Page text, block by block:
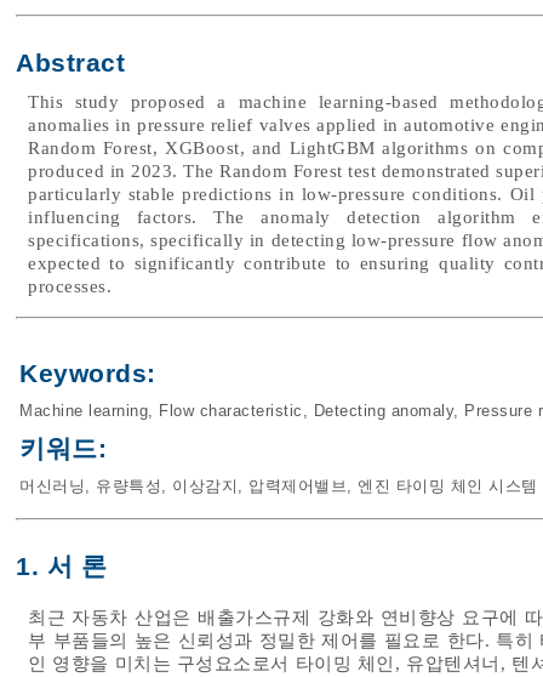
Abstract
This study proposed a machine learning-based
anomalies in pressure relief valves applied in automotive
Random Forest, XGBoost, and LightGBM algorithms on
produced in 2023. The Random Forest test demonstrated
particularly stable predictions in low-pressure conditions.
influencing factors. The anomaly detection algorithm
specifications, specifically in detecting low-pressure flow
expected to significantly contribute to ensuring quality
processes.
Keywords:
Machine learning, Flow characteristic , Detecting anomaly, Pressure
키워드:
머신러닝 , 유량특성 , 이상감지 , 압력제어밸브, 엔진 타이밍 체인 시스템
1. 서 론
최근 자동차 산업은 배출가스규제 강화와 연비향상 요구에
부 부품들의 높은 신뢰성과 정밀한 제어를 필요로 한다. 특
인 영향을 미치는 구성요소로서 타이밍 체인, 유압텐셔너,